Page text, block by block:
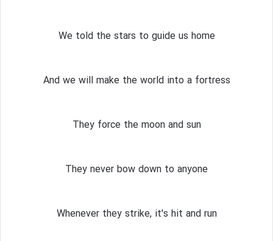
We told the stars to guide us home
And we will make the world into a fortress
They force the moon and sun
They never bow down to anyone
Whenever they strike, it's hit and run